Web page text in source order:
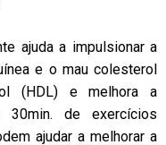
ajuda a impulsionar a
e o mau colesterol
(HDL) e melhora a
30min. de exercícios
ajudar a melhorar a